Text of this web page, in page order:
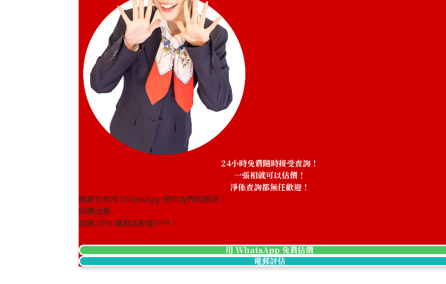
Jade brooch 78.46 ct
HKD 8,115.19
24小時免費隨時接受查詢！
一張相就可以估價！
淨係查詢都無任歡迎！
感謝您使用 WhatsApp 預約我們的服務！
收購金額
加碼35% 優惠活動進行中！
用 WhatsApp 免費估價
電郵評估